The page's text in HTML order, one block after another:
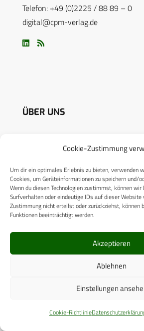
Cookie-Zustimmung
Um dir ein optimales Erlebnis zu bieten, verwenden
Cookies, um Geräteinformationen zu speichern und/
Wenn du diesen Technologien zustimmst, können wir
Surfverhalten oder eindeutige IDs auf dieser Website
Zustimmung nicht erteilst oder zurückziehst, können
Funktionen beeinträchtigt werden.
Akzeptieren
Ablehnen
Einstellungen
Cookie-Richtlinie
Telefon: +49 (0)2225 / 88 89 – 0
digital@cpm-verlag.de
ÜBER UNS
CPM EVENTS
KONTAKT
AUTORENHINWEISE
MEDIADATEN